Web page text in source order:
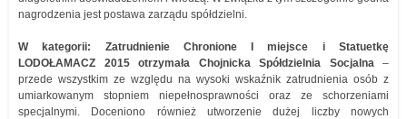
nagrodzenia jest postawa zarządu spółdzielni.
W kategorii: Zatrudnienie Chronione I miejsce i Statuetkę
LODOŁAMACZ 2015 otrzymała Chojnicka Spółdzielnia Socjalna–
przede wszystkim ze względu na wysoki wskaźnik zatrudnienia osób z
umiarkowanym stopniem niepełnosprawności oraz ze schorzeniami
specjalnymi. Doceniono również utworzenie dużej liczby nowych